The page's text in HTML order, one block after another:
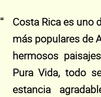
Costa Rica es uno
más populares de
hermosos
Pura Vida, todo
estancia